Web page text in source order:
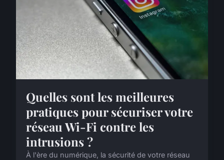
Quelles sont les meilleures
pratiques pour sécuriser votre
réseau Wi-Fi contre les
intrusions ?
À l'ère du numérique, la sécurité de votre réseau